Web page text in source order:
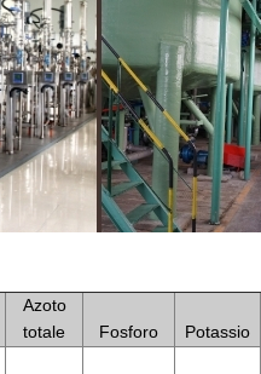
Azoto
totale
Fosforo Potassio